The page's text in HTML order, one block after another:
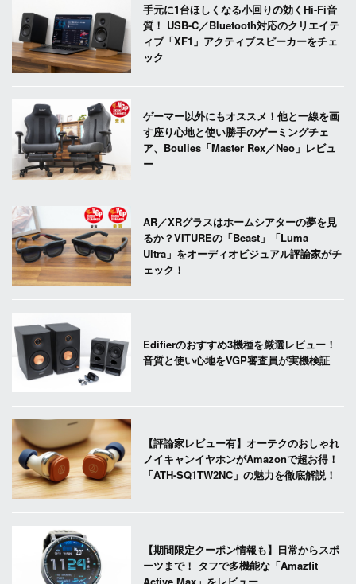
手元に1台ほしくなる小回りの効くHi-Fi音
質！ USB-C／Bluetooth対応のクリエイテ
ィブ「XF1」アクティブスピーカーをチェ
ック
ゲーマー以外にもオススメ！他と一線を画
す座り心地と使い勝手のゲーミングチェ
ア、Boulies「Master Rex／Neo」レビュ
ー
AR／XRグラスはホームシアターの夢を見
るか？VITUREの「Beast」「Luma
Ultra」をオーディオビジュアル評論家がチ
ェック！
Edifierのおすすめ3機種を厳選レビュー！
音質と使い心地をVGP審査員が実機検証
【評論家レビュー有】オーテクのおしゃれ
ノイキャンイヤホンがAmazonで超お得！
「ATH-SQ1TW2NC」の魅力を徹底解説！
【期間限定クーポン情報も】日常からスポ
ーツまで！ タフで多機能な「Amazfit